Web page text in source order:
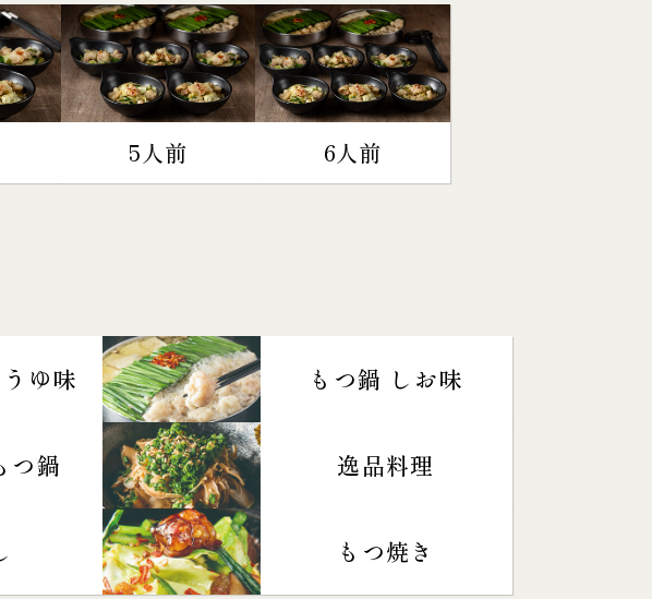
5人前 6人前
ゆ味 もつ鍋 しお味
つ鍋 逸品料理
もつ焼き